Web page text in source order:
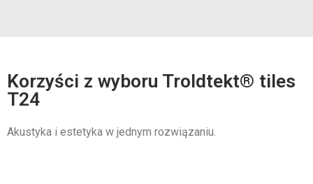
Korzyści z wyboru Troldtekt® tiles
T24
Akustyka i estetyka w jednym rozwiązaniu.